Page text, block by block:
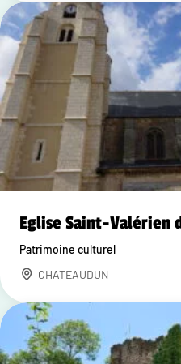
Eglise Saint-Valérien
Patrimoine culturel
CHATEAUDUN